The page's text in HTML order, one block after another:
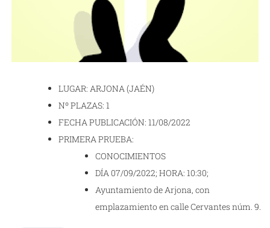
LUGAR: ARJONA (JAÉN)
Nº PLAZAS: 1
FECHA PUBLICACIÓN: 11/08/2022
PRIMERA PRUEBA:
CONOCIMIENTOS
DÍA 07/09/2022; HORA: 10:30;
Ayuntamiento de Arjona, con
emplazamiento en calle Cervantes núm. 9.